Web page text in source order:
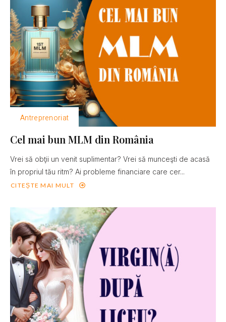
Antreprenoriat
Cel mai bun MLM din România
Vrei să obţii un venit suplimentar? Vrei să munceşti de acasă
în propriul tău ritm? Ai probleme financiare care cer...
CITEȘTE MAI MULT